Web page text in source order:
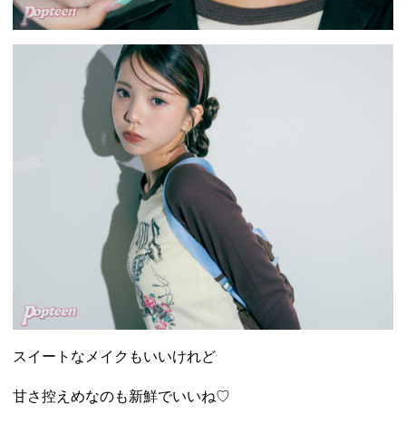
スイートなメイクもいいけれど
甘さ控えめなのも新鮮でいいね♡